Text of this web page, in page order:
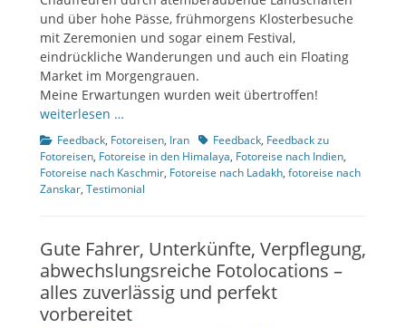
und über hohe Pässe, frühmorgens Klosterbesuche
mit Zeremonien und sogar einem Festival,
eindrückliche Wanderungen und auch ein Floating
Market im Morgengrauen.
Meine Erwartungen wurden weit übertroffen!
weiterlesen …
Kategorien
Feedback, Fotoreisen, Iran TagsFeedback, Feedback zu
Fotoreisen, Fotoreise in den Himalaya, Fotoreise nach Indien,
Fotoreise nach Kaschmir, Fotoreise nach Ladakh, fotoreise nach
Zanskar, Testimonial
Gute Fahrer, Unterkünfte, Verpflegung,
abwechslungsreiche Fotolocations –
alles zuverlässig und perfekt
vorbereitet